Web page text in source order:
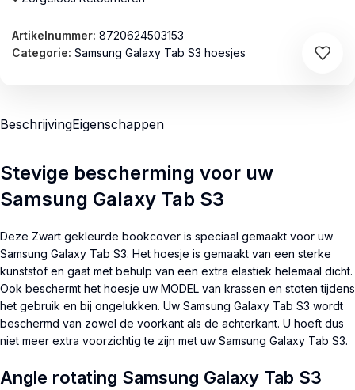
Artikelnummer: 8720624503153
Categorie: Samsung Galaxy Tab S3 hoesjes
BeschrijvingEigenschappen
Stevige bescherming voor uw
Samsung Galaxy Tab S3
Deze Zwart gekleurde bookcover is speciaal gemaakt voor uw
Samsung Galaxy Tab S3. Het hoesje is gemaakt van een sterke
kunststof en gaat met behulp van een extra elastiek helemaal dicht.
Ook beschermt het hoesje uw MODEL van krassen en stoten tijdens
het gebruik en bij ongelukken. Uw Samsung Galaxy Tab S3 wordt
beschermd van zowel de voorkant als de achterkant. U hoeft dus
niet meer extra voorzichtig te zijn met uw Samsung Galaxy Tab S3.
Angle rotating Samsung Galaxy Tab S3